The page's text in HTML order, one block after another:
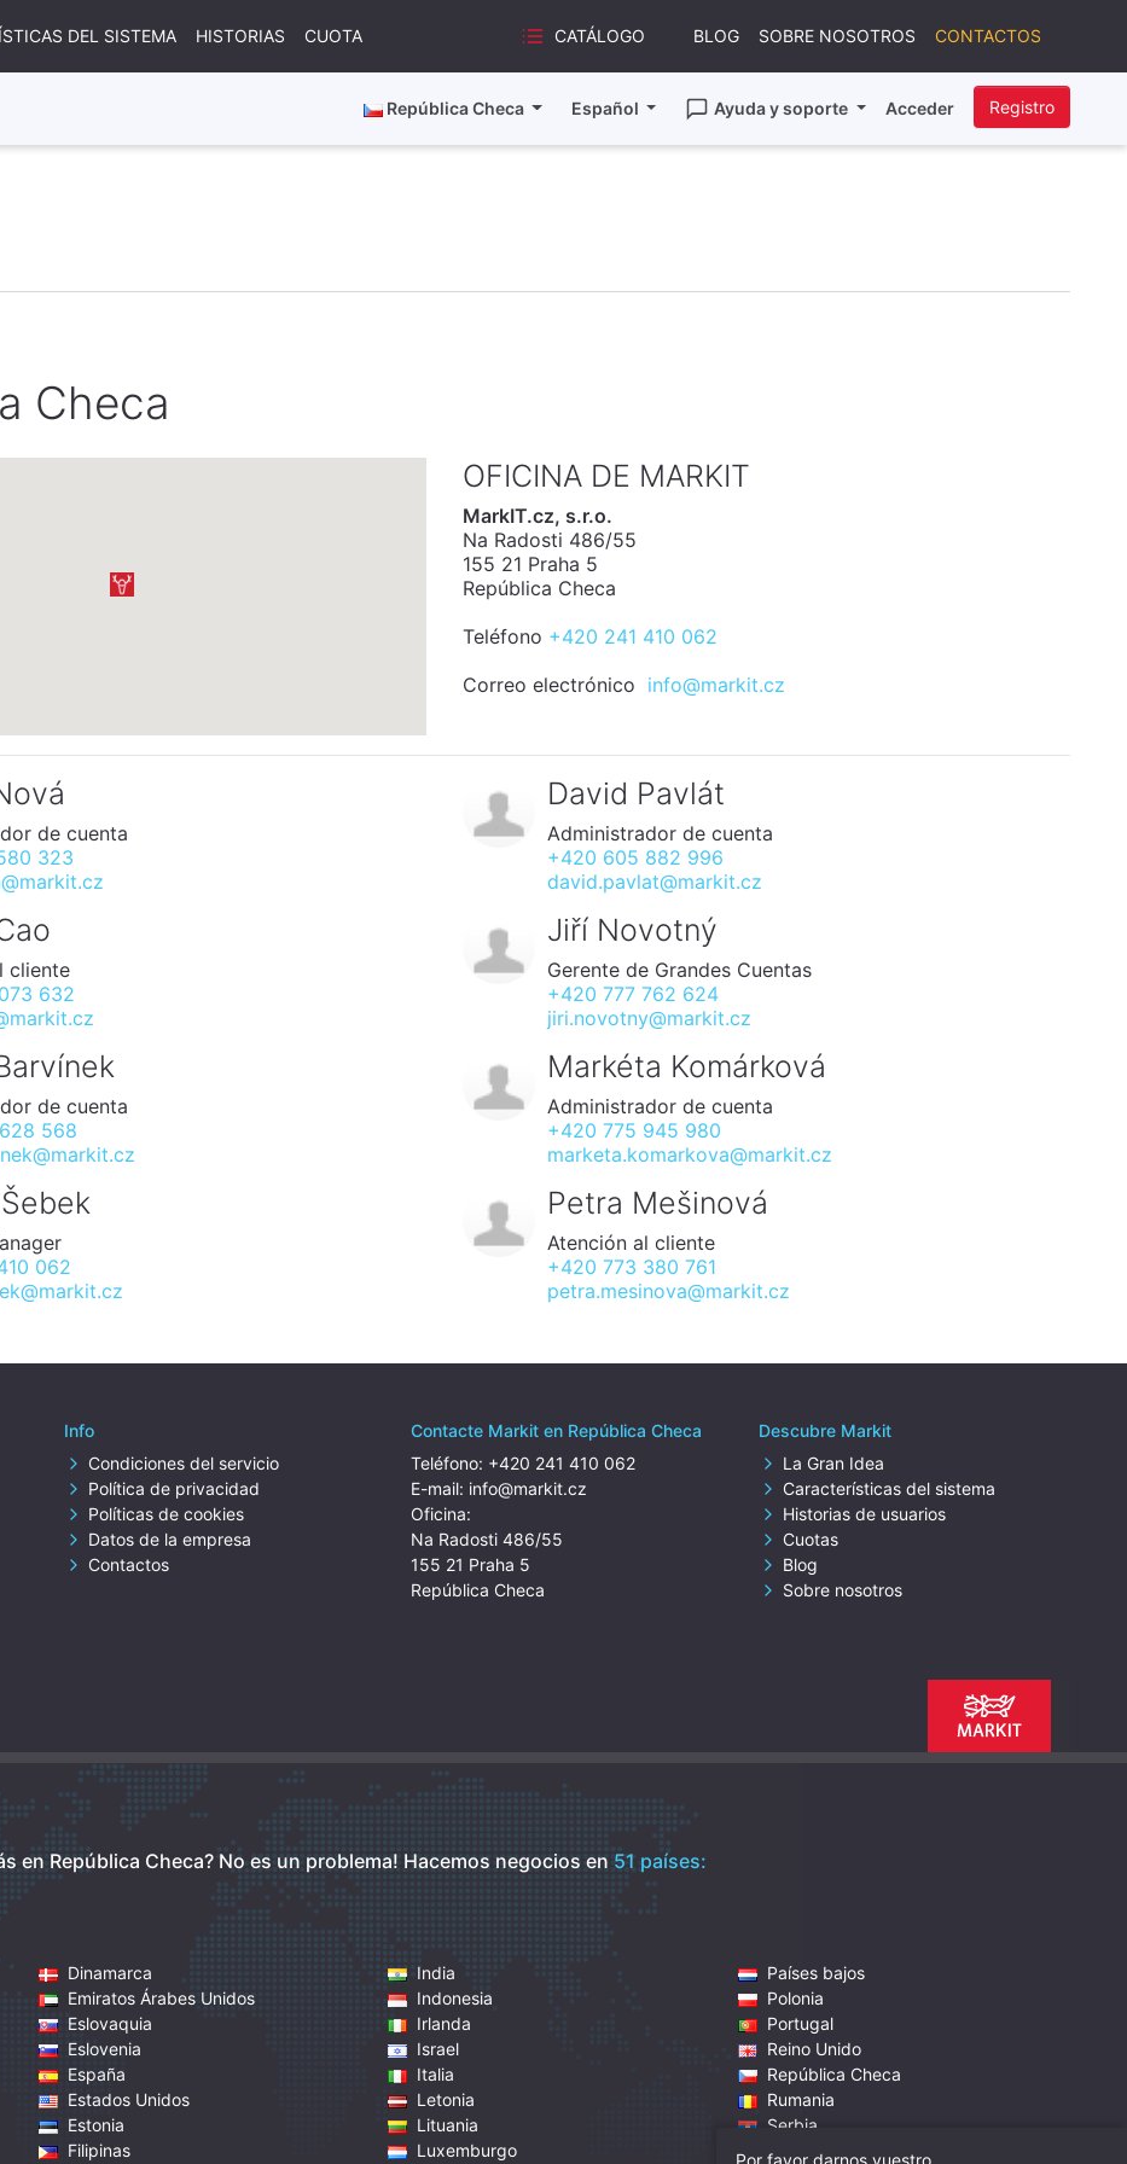
DEL SISTEMA HISTORIAS CUOTA CATÁLOGO BLOG SOBRE NOSOTROS CONTACTOS
República Checa Español Ayuda y soporte Acceder Registro
Checa
OFICINA DE MARKIT
MarkIT.cz, s.r.o.
Na Radosti 486/55
155 21 Praha 5
República Checa
Teléfono +420 241 410 062
Correo electrónico info@markit.cz
de cuenta
323
David Pavlát
Administrador de cuenta
+420 605 882 996
david.pavlat@markit.cz
cliente
632
Jiří Novotný
Gerente de Grandes Cuentas
+420 777 762 624
jiri.novotny@markit.cz
de cuenta
568
Markéta Komárková
Administrador de cuenta
+420 775 945 980
marketa.komarkova@markit.cz
062
Petra Mešinová
Atención al cliente
+420 773 380 761
petra.mesinova@markit.cz
Info
Condiciones del servicio
Política de privacidad
Políticas de cookies
Datos de la empresa
Contactos
Contacte Markit en República Checa
Teléfono: +420 241 410 062
E-mail: info@markit.cz
Oficina:
Na Radosti 486/55
155 21 Praha 5
República Checa
Descubre Markit
La Gran Idea
Características del sistema
Historias de usuarios
Cuotas
Blog
Sobre nosotros
en República Checa? No es un problema! Hacemos negocios en 51 países:
Dinamarca
Emiratos Árabes Unidos
Eslovaquia
Eslovenia
España
Estados Unidos
Estonia
Filipinas
India
Indonesia
Irlanda
Israel
Italia
Letonia
Lituania
Luxemburgo
Países bajos
Polonia
Portugal
Reino Unido
República Checa
Rumania
Serbia
Singapur
Por favor darnos vuestro